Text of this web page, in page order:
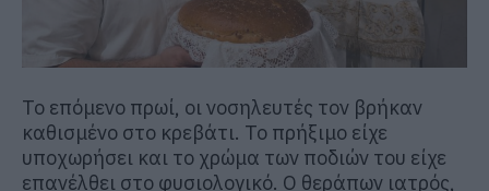
Το επόμενο πρωί, οι νοσηλευτές τον βρήκαν
καθισμένο στο κρεβάτι. Το πρήξιμο είχε
υποχωρήσει και το χρώμα των ποδιών του είχε
επανέλθει στο φυσιολογικό. Ο θεράπων ιατρός,